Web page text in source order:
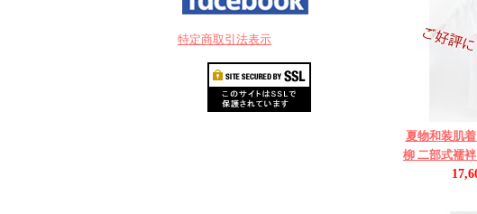
特定商取引法表示
夏物和装肌
柳 二部式襦袢